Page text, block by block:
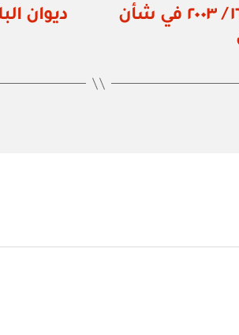
وزارة التربية والتعليم: قرار وزاري رقم ١٦٢ / ٢٠٠٣ في شأن